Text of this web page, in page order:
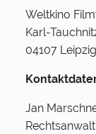
Weltkino
Karl-
04107 Leipzig
Jan